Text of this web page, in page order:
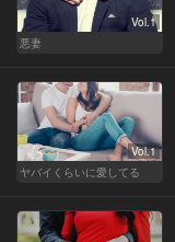
Vol.1
悪妻
Vol.1
ヤバイくらいに愛してる